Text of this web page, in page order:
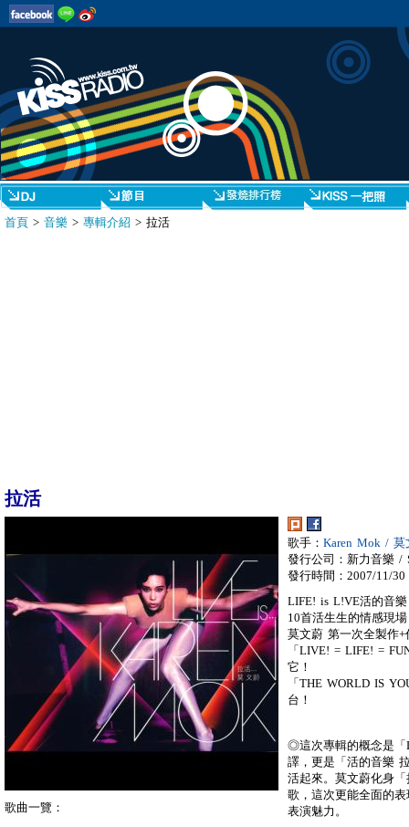
首頁 > 音樂 > 專輯介紹 > 拉活
拉活
歌手： Karen Mok / 莫
發行公司：新力音樂 /
發行時間：2007/11/30
LIFE! is L!VE活的音
10首活生生的情感現場
莫文蔚 第一次全製作
「LIVE! = LIFE! =
它！
「THE WORLD IS
台！
◎這次專輯的概念是「
譯，更是「活的音樂
活起來。莫文蔚化身
歌，這次更能全面的表
表演魅力。
歌曲一覽：